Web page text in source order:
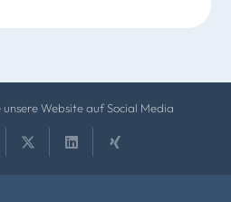
unsere Website auf Social Media